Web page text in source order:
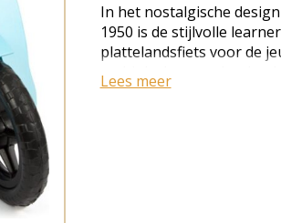
In het nostalgische
1950 is de stijlvolle
plattelandsfiets voor de
multiplexhout en
en biedt urenlang
Lees meer